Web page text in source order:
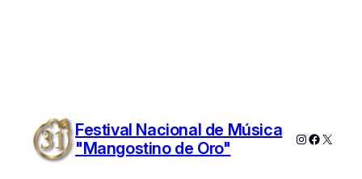
Festival Nacional de Música
"Mangostino de Oro"
Instagram
X